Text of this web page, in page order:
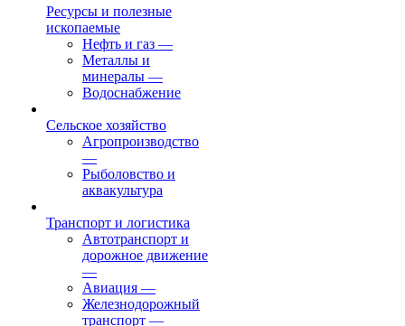
Ресурсы и полезные
ископаемые
Нефть и газ —
Металлы и
минералы —
Водоснабжение
Сельское хозяйство
Агропроизводство
—
Рыболовство и
аквакультура
Транспорт и логистика
Автотранспорт и
дорожное движение
—
Авиация —
Железнодорожный
транспорт —